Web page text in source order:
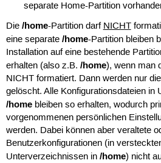
separate Home-Partition
Die /home-Partition darf NICHT
eine separate /home-Partition bleiben
Installation auf eine bestehende
erhalten (also z.B. /home), wenn man
NICHT formatiert. Dann werden nur
gelöscht. Alle Konfigurationsdateien in
/homebleiben so erhalten, wodurch
vorgenommenen persönlichen
werden. Dabei können aber veraltete
Benutzerkonfigurationen (in
Unterverzeichnissen in /home) nicht